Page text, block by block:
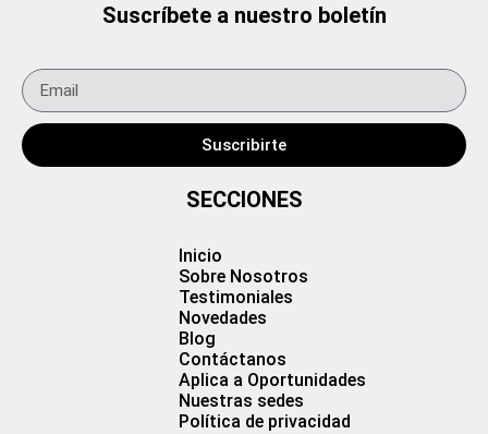
Suscríbete a nuestro boletín
Suscribirte
SECCIONES
Inicio
Sobre Nosotros
Testimoniales
Novedades
Blog
Contáctanos
Aplica a Oportunidades
Nuestras sedes
Política de privacidad